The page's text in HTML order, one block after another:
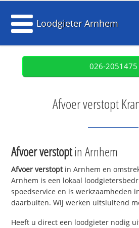
Loodgieter Arnhem
026-2051475
Afvoer verstopt
Afvoer verstoptin Arnhem
Afvoer verstoptin Arnhem en
Arnhem is een lokaal
spoedservice en is werkzaamheden
daarbuiten. Wij werken uitsluitend
Heeft u direct een loodgieter nodig